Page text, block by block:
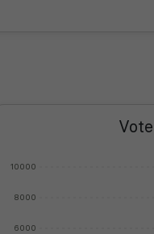
6000
8000
10000